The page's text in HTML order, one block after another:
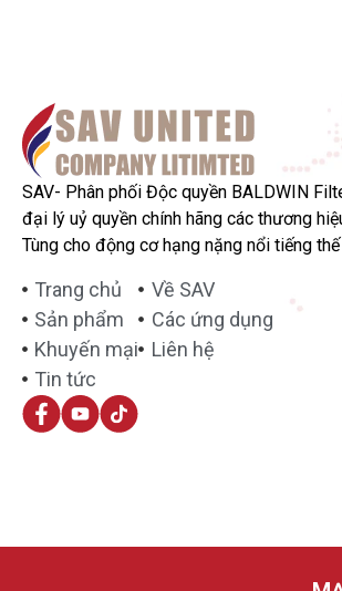
SAV- Phân phối Độc quyền BALDWIN
đại lý uỷ quyền chính hãng các thương
Tùng cho động cơ hạng nặng nổi tiếng
Trang chủ
Sản phẩm
Khuyến mại
Tin tức
Về SAV
Các ứng dụng
Liên hệ